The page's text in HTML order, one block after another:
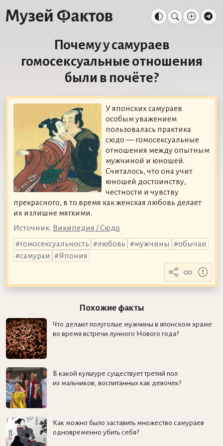
Почему у самураев
гомосексуальные отношения
были в почёте?
У японских самураев
особым уважением
пользовалась практика
сюдо — гомосексуальные
отношения между опытным
мужчиной и юношей.
Считалось, что она учит
юношей достоинству,
честности и чувству
прекрасного, в то время как женская любовь делает
их излишне мягкими.
Источник: Википедия / Сюдо
гомосексуальность
любовь мужчины
обычаи
самураи
Япония
Похожие факты
Что делают полуголые мужчины в японском храме
во время встречи лунного Нового года?
В какой культуре существует третий пол
из мальчиков, воспитанных как девочек?
Как можно было заставить множество самураев
одновременно убить себя?